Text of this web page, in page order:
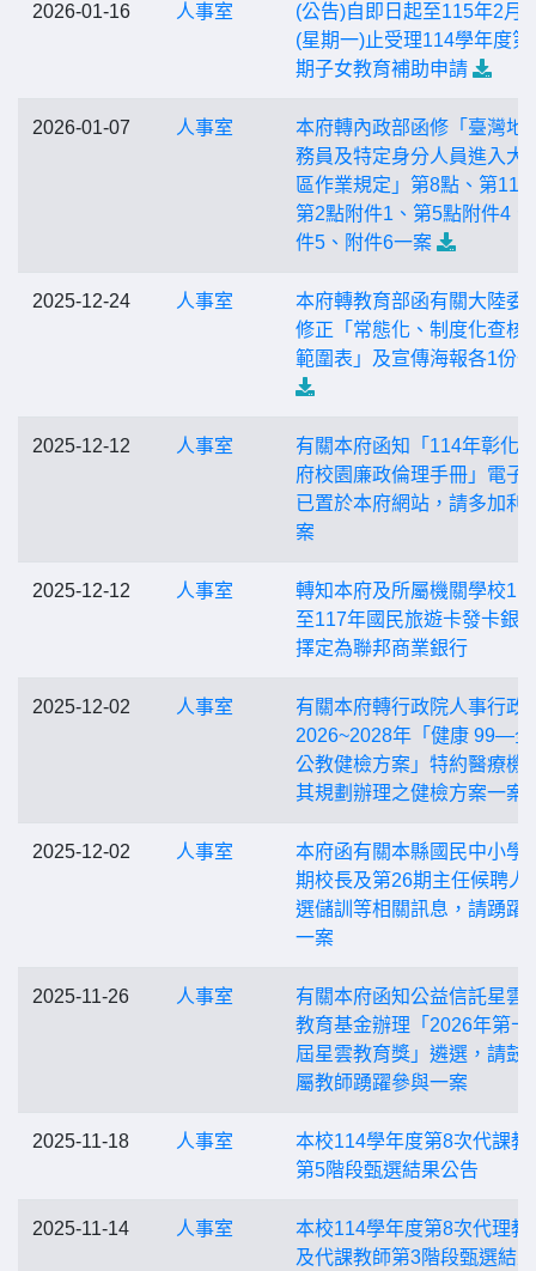
2026-01-16 人事室
(公告)自即日起至115年2月
(星期一)止受理114學年度第
期子女教育補助申請
2026-01-07 人事室
本府轉內政部函修「臺灣地
務員及特定身分人員進入大
區作業規定」第8點、第11
第2點附件1、第5點附件4、
件5、附件6一案
2025-12-24 人事室
本府轉教育部函有關大陸委
修正「常態化、制度化查核
範圍表」及宣傳海報各1份
2025-12-12 人事室
有關本府函知「114年彰化
府校園廉政倫理手冊」電子
已置於本府網站，請多加利
案
2025-12-12 人事室
轉知本府及所屬機關學校
至117年國民旅遊卡發卡銀
擇定為聯邦商業銀行
2025-12-02 人事室
有關本府轉行政院人事行政
2026~2028年「健康 99—
公教健檢方案」特約醫療機
其規劃辦理之健檢方案一案
2025-12-02 人事室
本府函有關本縣國民中小學
期校長及第26期主任候聘人
選儲訓等相關訊息，請踴躍
一案
2025-11-26 人事室
有關本府函知公益信託星雲
教育基金辦理「2026年第十
屆星雲教育獎」遴選，請鼓
屬教師踴躍參與一案
2025-11-18 人事室
本校114學年度第8次代課教
第5階段甄選結果公告
2025-11-14 人事室
本校114學年度第8次代理教
及代課教師第3階段甄選結